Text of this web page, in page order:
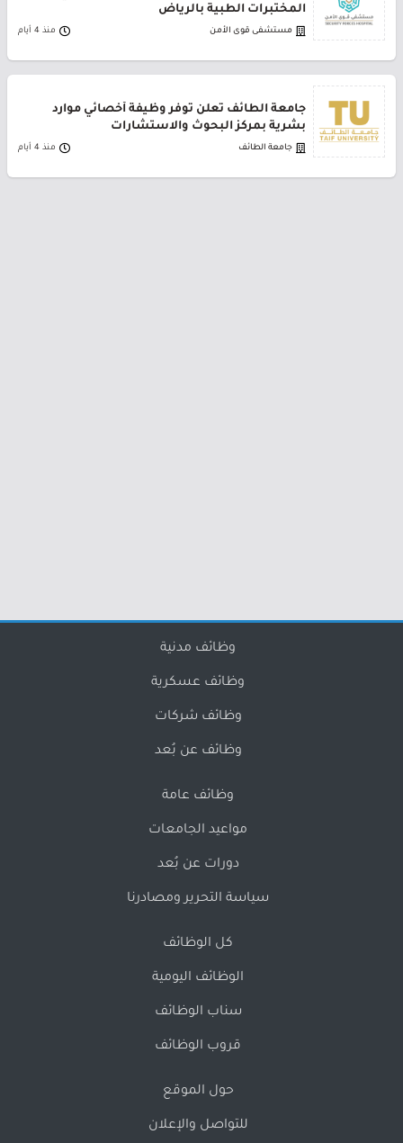
المختبرات الطبية بالرياض
مستشفى قوى الأمن منذ 4 أيام
جامعة الطائف تعلن توفر وظيفة أخصائي موارد
بشرية بمركز البحوث والاستشارات
جامعة الطائف منذ 4 أيام
وظائف مدنية
وظائف عسكرية
وظائف شركات
وظائف عن بُعد
وظائف عامة
مواعيد الجامعات
دورات عن بُعد
سياسة التحرير ومصادرنا
كل الوظائف
الوظائف اليومية
سناب الوظائف
قروب الوظائف
حول الموقع
للتواصل والإعلان